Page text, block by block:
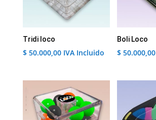
Tridi loco
$50.000,00 IVA Incluido
Boli Loco
$ 50.000,00